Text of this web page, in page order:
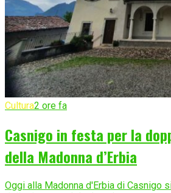
Cultura2 ore fa
Casnigo in festa per la
della Madonna d’Erbia
Oggi alla Madonna d'Erbia di Casnigo